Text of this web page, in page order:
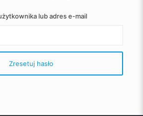
lub adres e-mail
Zresetuj hasło